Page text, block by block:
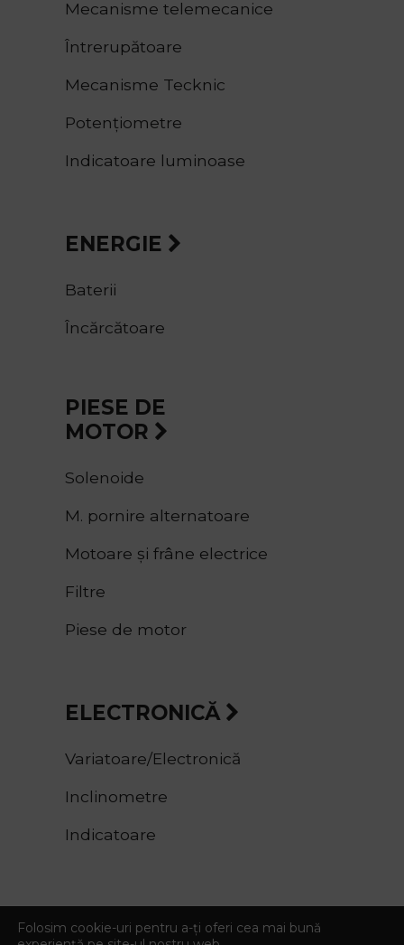
Mecanisme telemecanice
Întrerupătoare
Mecanisme Tecknic
Potențiometre
Indicatoare luminoase
ENERGIE
Baterii
Încărcătoare
PIESE DE
MOTOR
Solenoide
M. pornire alternatoare
Motoare și frâne electrice
Filtre
Piese de motor
ELECTRONICĂ
Variatoare/Electronică
Inclinometre
Indicatoare
SEMNALIZARE
Folosim cookie-uri pentru a-ți oferi cea mai bună